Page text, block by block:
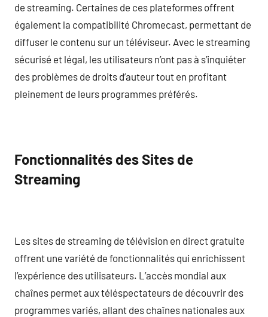
de streaming. Certaines de ces plateformes offrent
également la compatibilité Chromecast, permettant de
diffuser le contenu sur un téléviseur. Avec le streaming
sécurisé et légal, les utilisateurs n’ont pas à s’inquiéter
des problèmes de droits d’auteur tout en profitant
pleinement de leurs programmes préférés.
Fonctionnalités des Sites de
Streaming
Les sites de streaming de télévision en direct gratuite
offrent une variété de fonctionnalités qui enrichissent
l’expérience des utilisateurs. L’accès mondial aux
chaînes permet aux téléspectateurs de découvrir des
programmes variés, allant des chaînes nationales aux